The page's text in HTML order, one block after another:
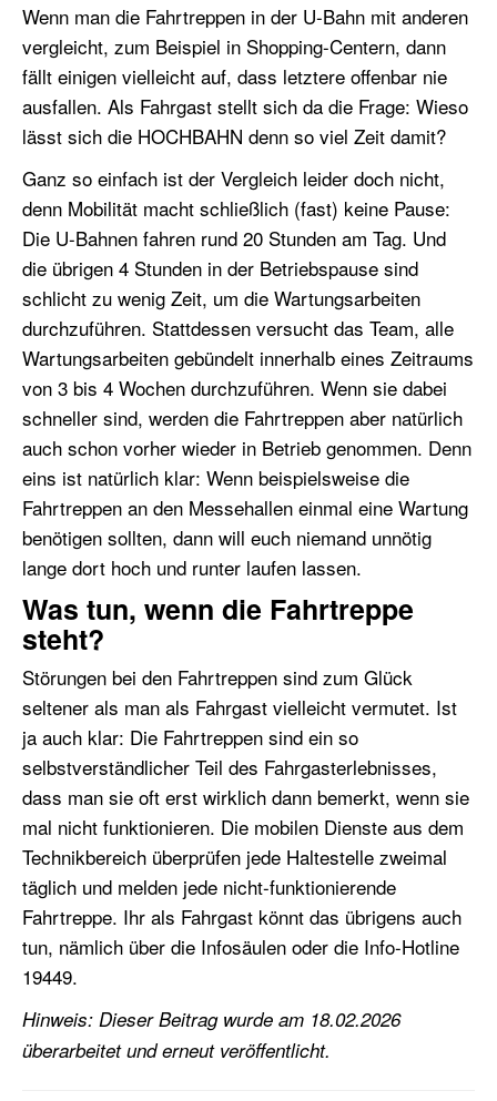
Wenn man die Fahrtreppen in der U-Bahn mit anderen
vergleicht, zum Beispiel in Shopping-Centern, dann
fällt einigen vielleicht auf, dass letztere offenbar nie
ausfallen. Als Fahrgast stellt sich da die Frage: Wieso
lässt sich die HOCHBAHN denn so viel Zeit damit?
Ganz so einfach ist der Vergleich leider doch nicht,
denn Mobilität macht schließlich (fast) keine Pause:
Die U-Bahnen fahren rund 20 Stunden am Tag. Und
die übrigen 4 Stunden in der Betriebspause sind
schlicht zu wenig Zeit, um die Wartungsarbeiten
durchzuführen. Stattdessen versucht das Team, alle
Wartungsarbeiten gebündelt innerhalb eines Zeitraums
von 3 bis 4 Wochen durchzuführen. Wenn sie dabei
schneller sind, werden die Fahrtreppen aber natürlich
auch schon vorher wieder in Betrieb genommen. Denn
eins ist natürlich klar: Wenn beispielsweise die
Fahrtreppen an den Messehallen einmal eine Wartung
benötigen sollten, dann will euch niemand unnötig
lange dort hoch und runter laufen lassen.
Was tun, wenn die Fahrtreppe
steht?
Störungen bei den Fahrtreppen sind zum Glück
seltener als man als Fahrgast vielleicht vermutet. Ist
ja auch klar: Die Fahrtreppen sind ein so
selbstverständlicher Teil des Fahrgasterlebnisses,
dass man sie oft erst wirklich dann bemerkt, wenn sie
mal nicht funktionieren. Die mobilen Dienste aus dem
Technikbereich überprüfen jede Haltestelle zweimal
täglich und melden jede nicht-funktionierende
Fahrtreppe. Ihr als Fahrgast könnt das übrigens auch
tun, nämlich über die Infosäulen oder die Info-Hotline
19449.
Hinweis: Dieser Beitrag wurde am 18.02.2026
überarbeitet und erneut veröffentlicht.